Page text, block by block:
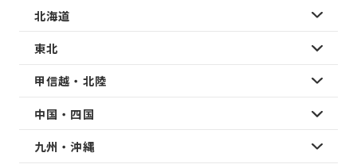
北海道
東北
甲信越・北陸
中国・四国
九州・沖縄